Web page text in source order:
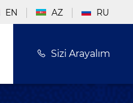
EN AZ RU
Sizi Arayalım